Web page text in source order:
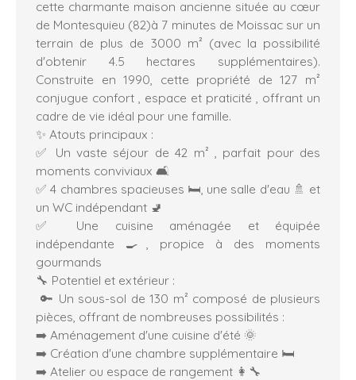
cette charmante maison ancienne située au cœur
de Montesquieu (82)à 7 minutes de Moissac sur un
terrain de plus de 3000 m² (avec la possibilité
d'obtenir 4.5 hectares supplémentaires).
Construite en 1990, cette propriété de 127 m²
conjugue confort , espace et praticité , offrant un
cadre de vie idéal pour une famille.
✨ Atouts principaux :
✅ Un vaste séjour de 42 m² , parfait pour des
moments conviviaux 🛋️
✅ 4 chambres spacieuses 🛏️, une salle d'eau 🚿 et
un WC indépendant 🚽
✅ Une cuisine aménagée et équipée
indépendante 🍳, propice à des moments
gourmands
🔧 Potentiel et extérieur :
🔑 Un sous-sol de 130 m² composé de plusieurs
pièces, offrant de nombreuses possibilités :
➡️ Aménagement d'une cuisine d'été 🌞
➡️ Création d'une chambre supplémentaire 🛏️
➡️ Atelier ou espace de rangement 👩‍🔧